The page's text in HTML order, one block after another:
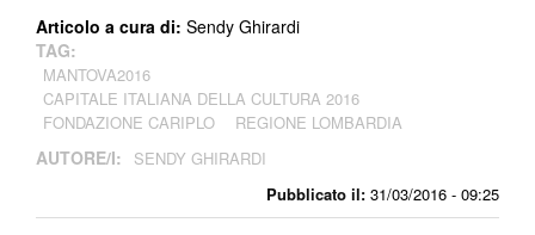
Pubblicato il: 31/03/2016 - 09:25
Articolo a cura di: Sendy Ghirardi
TAG:
MANTOVA2016
CAPITALE ITALIANA DELLA CULTURA 2016
FONDAZIONE CARIPLO
REGIONE LOMBARDIA
AUTORE/I: SENDY GHIRARDI